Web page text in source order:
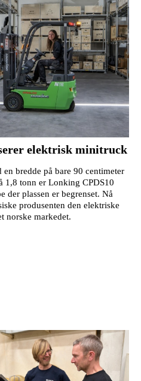
elektrisk minitruck
en bredde på bare 90 centimeter
1,8 tonn er Lonking CPDS10
der plassen er begrenset. Nå
produsenten den elektriske
norske markedet.